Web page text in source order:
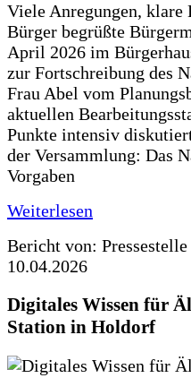
Viele Anregungen, klare
Bürger begrüßte
April 2026 im
zur Fortschreibung des
Frau Abel vom
aktuellen
Punkte intensiv
der Versammlung: Das
Vorgaben
Weiterlesen
Bericht von:
10.04.2026
Digitales Wissen für
Station in Holdorf